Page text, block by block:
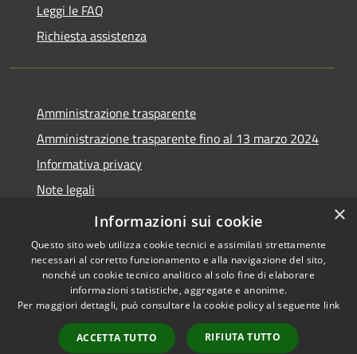
Leggi le FAQ
Richiesta assistenza
Amministrazione trasparente
Amministrazione trasparente fino al 13 marzo 2024
Informativa privacy
Note legali
Dichiarazione di accessibilità
Accessibilità
Copyright © 2026 • Comune di
Lozzo di Cadore • Powered by
Municipium•
Accesso
×
Informazioni sui cookie
Questo sito web utilizza cookie tecnici e assimilati strettamente
necessari al corretto funzionamento e alla navigazione del sito,
nonché un cookie tecnico analitico al solo fine di elaborare
informazioni statistiche, aggregate e anonime.
Per maggiori dettagli, può consultare la cookie policy al seguente link
ACCETTA TUTTO RIFIUTA TUTTO